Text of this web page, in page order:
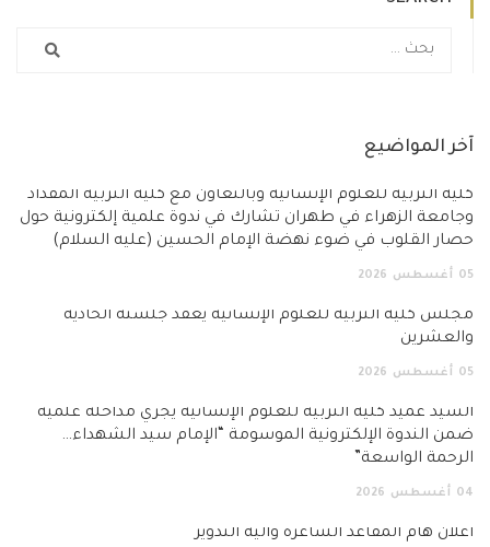
آخر المواضيع
كلية التربية للعلوم الإنسانية وبالتعاون مع كلية التربية المقداد
وجامعة الزهراء في طهران تشارك في ندوة علمية إلكترونية حول
حصار القلوب في ضوء نهضة الإمام الحسين (عليه السلام)
05 أغسطس 2026
مجلس كلية التربية للعلوم الإنسانية يعقد جلسته الحادية
والعشرين
05 أغسطس 2026
السيد عميد كلية التربية للعلوم الإنسانية يجري مداخلة علمية
ضمن الندوة الإلكترونية الموسومة “الإمام سيد الشهداء…
الرحمة الواسعة”
04 أغسطس 2026
اعلان هام المقاعد الشاغرة وآلية التدوير